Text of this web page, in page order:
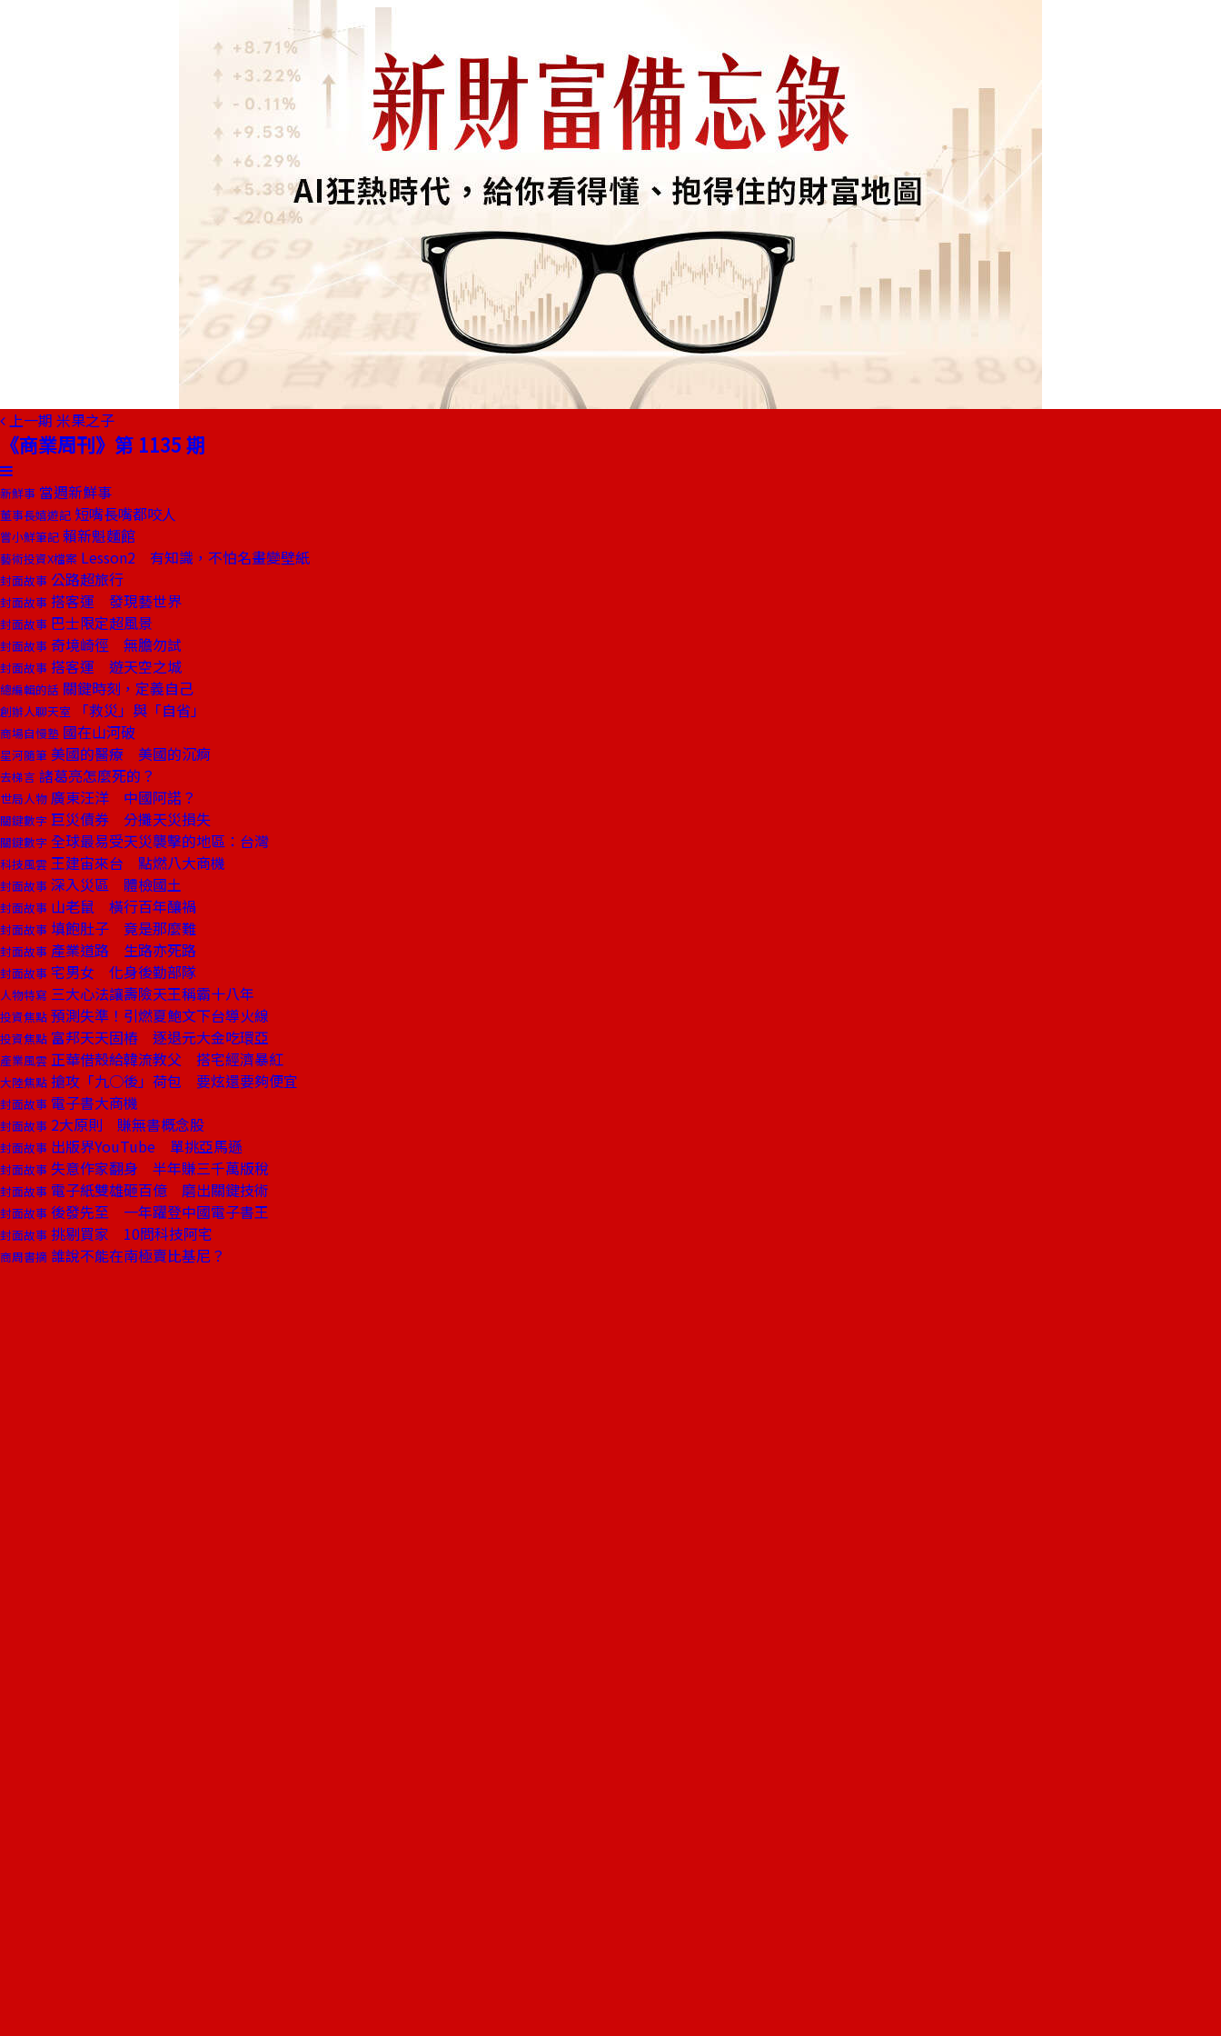
上一期 米果之子
《商業周刊》第 1135 期
新鮮事 當週新鮮事
董事長嬉遊記 短嘴長嘴都咬人
嘗小鮮筆記 賴新魁麵館
藝術投資X檔案 Lesson2 有知識，不怕名畫變壁紙
封面故事 公路超旅行
封面故事 搭客運 發現藝世界
封面故事 巴士限定超風景
封面故事 奇境崎徑 無膽勿試
封面故事 搭客運 遊天空之城
總編輯的話 關鍵時刻，定義自己
創辦人聊天室 「救災」與「自省」
商場自慢塾 國在山河破
星河隨筆 美國的醫療 美國的沉痾
去梯言 諸葛亮怎麼死的？
世局人物 廣東汪洋 中國阿諾？
關鍵數字 巨災債券 分攤天災損失
關鍵數字 全球最易受天災襲擊的地區：台灣
科技風雲 王建宙來台 點燃八大商機
封面故事 深入災區 體檢國土
封面故事 山老鼠 橫行百年釀禍
封面故事 填飽肚子 竟是那麼難
封面故事 產業道路 生路亦死路
封面故事 宅男女 化身後勤部隊
人物特寫 三大心法讓壽險天王稱霸十八年
投資焦點 預測失準！引燃夏鮑文下台導火線
投資焦點 富邦天天固樁 逐退元大金吃環亞
產業風雲 正華借殼給韓流教父 搭宅經濟暴紅
大陸焦點 搶攻「九○後」荷包 要炫還要夠便宜
封面故事 電子書大商機
封面故事 2大原則 賺無書概念股
封面故事 出版界YouTube 單挑亞馬遜
封面故事 失意作家翻身 半年賺三千萬版稅
封面故事 電子紙雙雄砸百億 磨出關鍵技術
封面故事 後發先至 一年躍登中國電子書王
封面故事 挑剔買家 10問科技阿宅
商周書摘 誰說不能在南極賣比基尼？